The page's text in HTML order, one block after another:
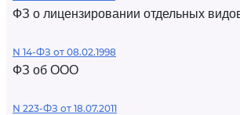
ФЗ о лицензировании отдельных
N 14-ФЗ от 08.02.1998
ФЗ об ООО
N 223-ФЗ от 18.07.2011